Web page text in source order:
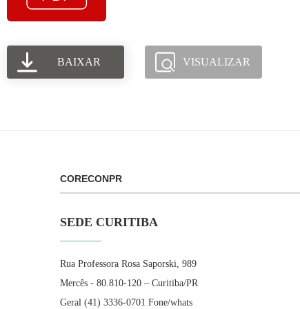
BAIXAR VISUALIZAR
CORECONPR
SEDE CURITIBA
Rua Professora Rosa Saporski, 989
Mercês - 80.810-120 – Curitiba/PR
Geral (41) 3336-0701 Fone/whats